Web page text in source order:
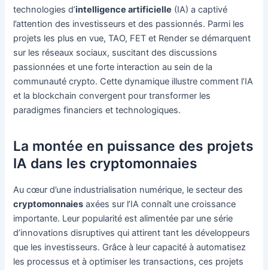
technologies d’intelligence artificielle (IA) a captivé
l’attention des investisseurs et des passionnés. Parmi les
projets les plus en vue, TAO, FET et Render se démarquent
sur les réseaux sociaux, suscitant des discussions
passionnées et une forte interaction au sein de la
communauté crypto. Cette dynamique illustre comment l’IA
et la blockchain convergent pour transformer les
paradigmes financiers et technologiques.
La montée en puissance des projets
IA dans les cryptomonnaies
Au cœur d’une industrialisation numérique, le secteur des
cryptomonnaies axées sur l’IA connaît une croissance
importante. Leur popularité est alimentée par une série
d’innovations disruptives qui attirent tant les développeurs
que les investisseurs. Grâce à leur capacité à automatisez
les processus et à optimiser les transactions, ces projets